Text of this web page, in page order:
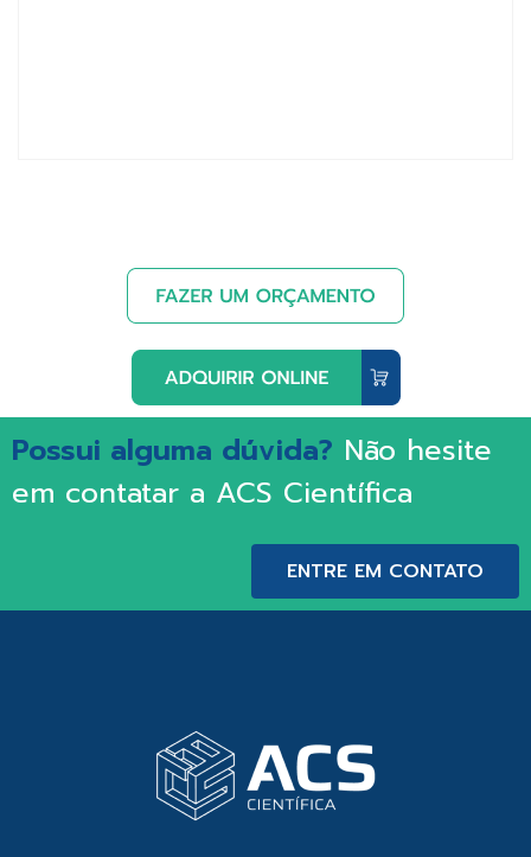
Possui alguma dúvida? Não hesite
em contatar a ACS Científica
ENTRE EM CONTATO